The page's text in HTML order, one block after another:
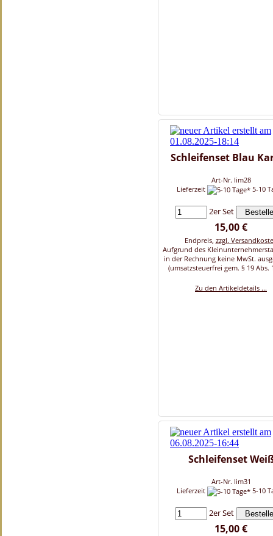
Schleifenset Blau
Art-Nr. lim28
Lieferzeit
5-10
2er Set
15,00 €
Endpreis, zzgl.
Aufgrund des
in der Rechnung keine MwSt.
(umsatzsteuerfrei gem. § 19 Abs.
Zu den Artikeldetails ...
Schleifenset
Art-Nr. lim31
Lieferzeit
5-10
2er Set
15,00 €